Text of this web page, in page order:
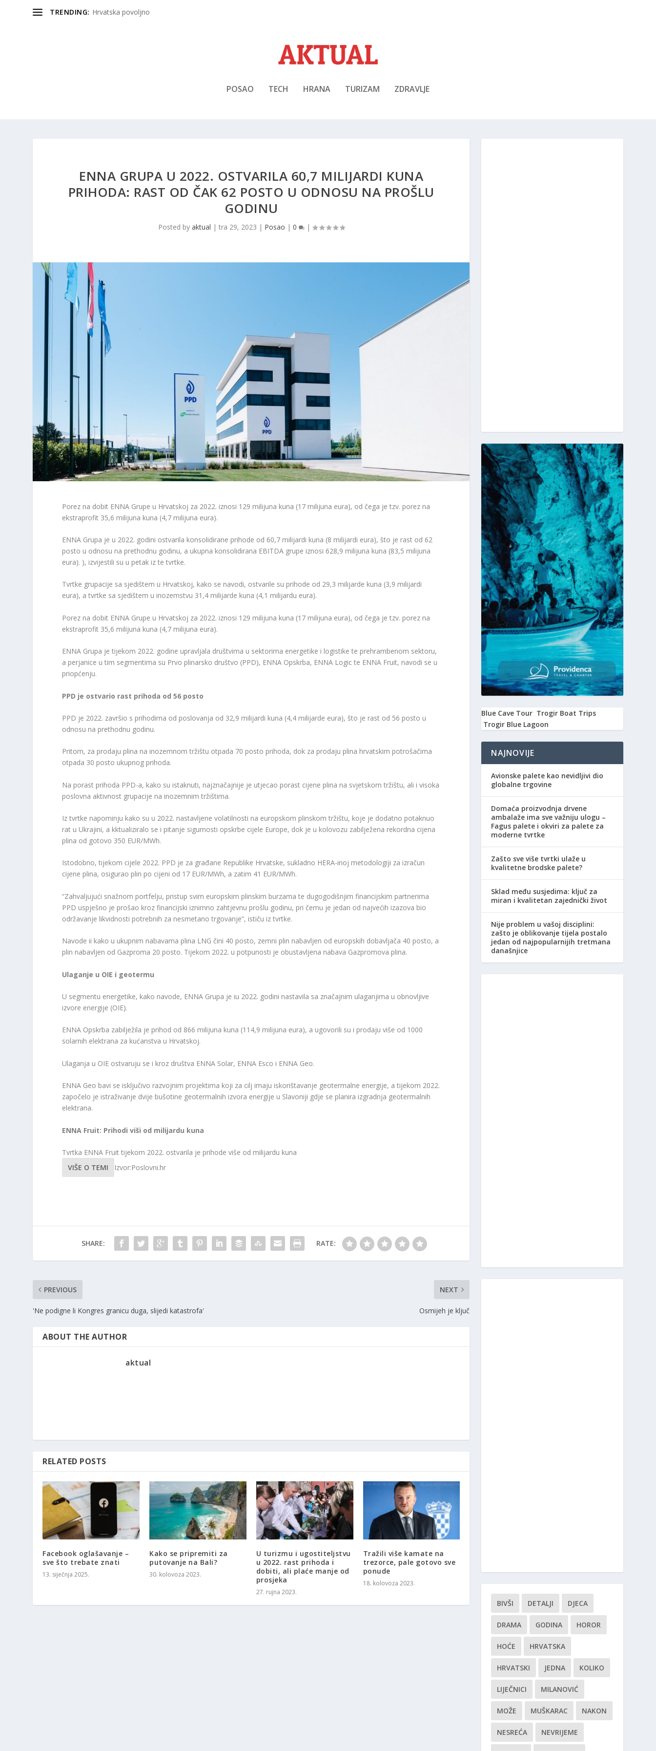
TRENDING: Hrvatska povoljno
POSAO TECH HRANA TURIZAM ZDRAVLJE
ENNA GRUPA U 2022. OSTVARILA 60,7 MILIJARDI KUNA
PRIHODA: RAST OD ČAK 62 POSTO U ODNOSU NA PROŠLU
GODINU
Posted by aktual | tra 29, 2023 | Posao | 0 |
Porez na dobit ENNA Grupe u Hrvatskoj za 2022. iznosi 129 milijuna kuna (17 milijuna eura), od čega je tzv. porez na
ekstraprofit 35,6 milijuna kuna (4,7 milijuna eura).
ENNA Grupa je u 2022. godini ostvarila konsolidirane prihode od 60,7 milijardi kuna (8 milijardi eura), što je rast od 62
posto u odnosu na prethodnu godinu, a ukupna konsolidirana EBITDA grupe iznosi 628,9 milijuna kuna (83,5 milijuna
eura). ), izvijestili su u petak iz te tvrtke.
Tvrtke grupacije sa sjedištem u Hrvatskoj, kako se navodi, ostvarile su prihode od 29,3 milijarde kuna (3,9 milijardi
eura), a tvrtke sa sjedištem u inozemstvu 31,4 milijarde kuna (4,1 milijardu eura).
Porez na dobit ENNA Grupe u Hrvatskoj za 2022. iznosi 129 milijuna kuna (17 milijuna eura), od čega je tzv. porez na
ekstraprofit 35,6 milijuna kuna (4,7 milijuna eura).
ENNA Grupa je tijekom 2022. godine upravljala društvima u sektorima energetike i logistike te prehrambenom sektoru,
a perjanice u tim segmentima su Prvo plinarsko društvo (PPD), ENNA Opskrba, ENNA Logic te ENNA Fruit, navodi se u
priopćenju.
PPD je ostvario rast prihoda od 56 posto
PPD je 2022. završio s prihodima od poslovanja od 32,9 milijardi kuna (4,4 milijarde eura), što je rast od 56 posto u
odnosu na prethodnu godinu.
Pritom, za prodaju plina na inozemnom tržištu otpada 70 posto prihoda, dok za prodaju plina hrvatskim potrošačima
otpada 30 posto ukupnog prihoda.
Na porast prihoda PPD-a, kako su istaknuti, najznačajnije je utjecao porast cijene plina na svjetskom tržištu, ali i visoka
poslovna aktivnost grupacije na inozemnim tržištima.
Iz tvrtke napominju kako su u 2022. nastavljene volatilnosti na europskom plinskom tržištu, koje je dodatno potaknuo
rat u Ukrajini, a kktualiziralo se i pitanje sigurnosti opskrbe cijele Europe, dok je u kolovozu zabilježena rekordna cijena
plina od gotovo 350 EUR/MWh.
Istodobno, tijekom cijele 2022. PPD je za građane Republike Hrvatske, sukladno HERA-inoj metodologiji za izračun
cijene plina, osigurao plin po cijeni od 17 EUR/MWh, a zatim 41 EUR/MWh.
“Zahvaljujući snažnom portfelju, pristup svim europskim plinskim burzama te dugogodišnjim financijskim partnerima
PPD uspješno je prošao kroz financijski iznimno zahtjevnu prošlu godinu, pri čemu je jedan od najvećih izazova bio
održavanje likvidnosti potrebnih za nesmetano trgovanje”, ističu iz tvrtke.
Navode ii kako u ukupnim nabavama plina LNG čini 40 posto, zemni plin nabavljen od europskih dobavljača 40 posto, a
plin nabavljen od Gazproma 20 posto. Tijekom 2022. u potpunosti je obustavljena nabava Gazpromova plina.
Ulaganje u OIE i geotermu
U segmentu energetike, kako navode, ENNA Grupa je iu 2022. godini nastavila sa značajnim ulaganjima u obnovljive
izvore energije (OIE).
ENNA Opskrba zabilježila je prihod od 866 milijuna kuna (114,9 milijuna eura), a ugovorili su i prodaju više od 1000
solarnih elektrana za kućanstva u Hrvatskoj.
Ulaganja u OIE ostvaruju se i kroz društva ENNA Solar, ENNA Esco i ENNA Geo.
ENNA Geo bavi se isključivo razvojnim projektima koji za cilj imaju iskorištavanje geotermalne energije, a tijekom 2022.
započelo je istraživanje dvije bušotine geotermalnih izvora energije u Slavoniji gdje se planira izgradnja geotermalnih
elektrana.
ENNA Fruit: Prihodi viši od milijardu kuna
Tvrtka ENNA Fruit tijekom 2022. ostvarila je prihode više od milijardu kuna
VIŠE O TEMI
Izvor:Poslovni.hr
SHARE: RATE:
PREVIOUS
'Ne podigne li Kongres granicu duga, slijedi katastrofa'
NEXT
Osmijeh je ključ
ABOUT THE AUTHOR
aktual
RELATED POSTS
Facebook oglašavanje –
sve što trebate znati
13. siječnja 2025.
Kako se pripremiti za
putovanje na Bali?
30. kolovoza 2023.
U turizmu i ugostiteljstvu
u 2022. rast prihoda i
dobiti, ali plaće manje od
prosjeka
27. rujna 2023.
Tražili više kamate na
trezorce, pale gotovo sve
ponude
18. kolovoza 2023.
Blue Cave Tour Trogir Boat Trips
Trogir Blue Lagoon
NAJNOVIJE
Avionske palete kao nevidljivi dio
globalne trgovine
Domaća proizvodnja drvene
ambalaže ima sve važniju ulogu –
Fagus palete i okviri za palete za
moderne tvrtke
Zašto sve više tvrtki ulaže u
kvalitetne brodske palete?
Sklad među susjedima: ključ za
miran i kvalitetan zajednički život
Nije problem u vašoj disciplini:
zašto je oblikovanje tijela postalo
jedan od najpopularnijih tretmana
današnjice
BIVŠI DETALJI DJECA
DRAMA GODINA HOROR
HOĆE HRVATSKA
HRVATSKI JEDNA KOLIKO
LIJEČNICI MILANOVIĆ
MOŽE MUŠKARAC NAKON
NESREĆA NEVRIJEME